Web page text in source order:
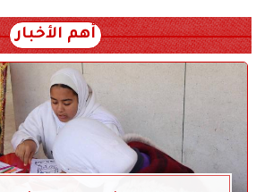
أهم الأخبار